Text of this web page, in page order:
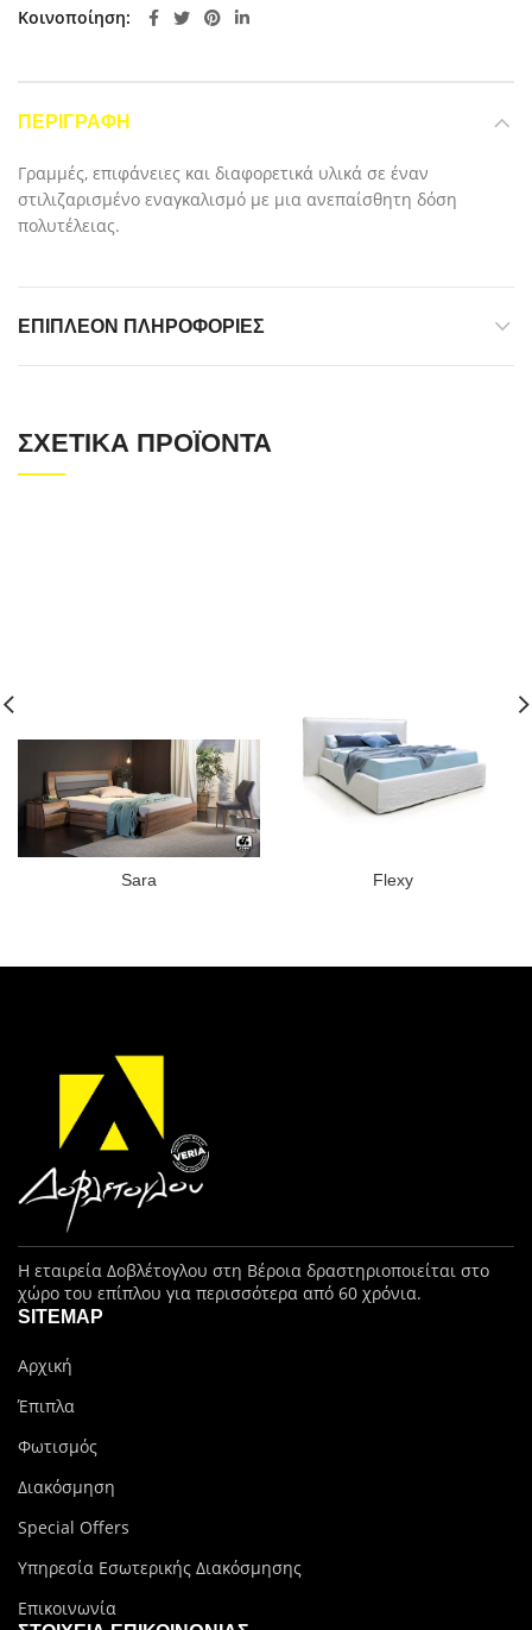
Κοινοποίηση
ΠΕΡΙΓΡΑΦΉ
Γραμμές, επιφάνειες και διαφορετικά υλικά σε έναν
στιλιζαρισμένο εναγκαλισμό με μια ανεπαίσθητη δόση
πολυτέλειας.
ΕΠΙΠΛΈΟΝ ΠΛΗΡΟΦΟΡΊΕΣ
ΣΧΕΤΙΚΆ ΠΡΟΪΌΝΤΑ
Sara Flexy
Η εταιρεία Δοβλέτογλου στη Βέροια δραστηριοποιείται στο
χώρο του επίπλου για περισσότερα από 60 χρόνια.
SITEMAP
Αρχική
Έπιπλα
Φωτισμός
Διακόσμηση
Special Offers
Υπηρεσία Εσωτερικής Διακόσμησης
Επικοινωνία